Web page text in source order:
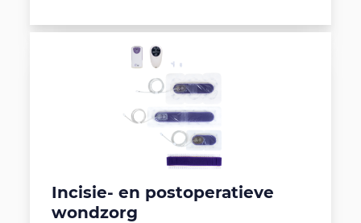
Incisie- en postoperatieve
wondzorg